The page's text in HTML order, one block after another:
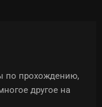
по прохождению,
другое на